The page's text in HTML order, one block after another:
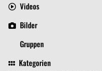
Videos
Bilder
Gruppen
Kategorien
FlotteSuse